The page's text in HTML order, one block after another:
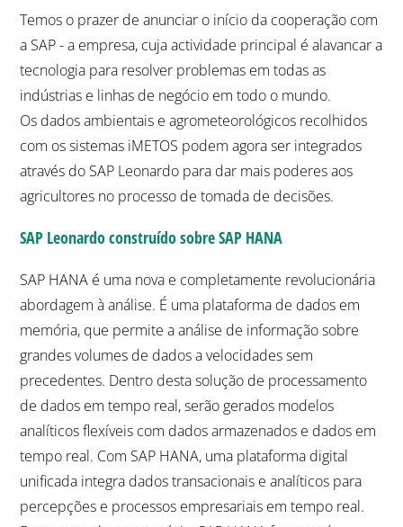
Temos o prazer de anunciar o início da cooperação com
a SAP - a empresa, cuja actividade principal é alavancar a
tecnologia para resolver problemas em todas as
indústrias e linhas de negócio em todo o mundo.
Os dados ambientais e agrometeorológicos recolhidos
com os sistemas iMETOS podem agora ser integrados
através do SAP Leonardo para dar mais poderes aos
agricultores no processo de tomada de decisões.
SAP Leonardo construído sobre SAP HANA
SAP HANA é uma nova e completamente revolucionária
abordagem à análise. É uma plataforma de dados em
memória, que permite a análise de informação sobre
grandes volumes de dados a velocidades sem
precedentes. Dentro desta solução de processamento
de dados em tempo real, serão gerados modelos
analíticos flexíveis com dados armazenados e dados em
tempo real. Com SAP HANA, uma plataforma digital
unificada integra dados transacionais e analíticos para
percepções e processos empresariais em tempo real.